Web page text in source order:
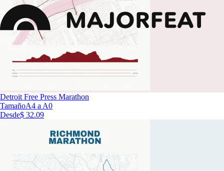
Detroit Free Press Marathon
TamañoA4 a A0
Desde$ 32.09